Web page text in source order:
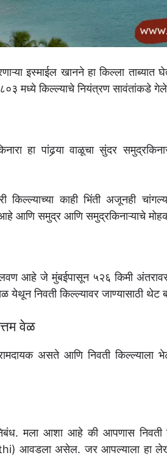
इस्माईल खानने हा किल्ला ताब्यात
मध्ये किल्ल्याचे नियंत्रण सावंतांकडे
हा पांढर्‍या वाळूचा सुंदर
काही भिंती अजूनही
आणि समुद्र आणि समुद्रकिनाऱ्याचे
आहे जे मुंबईपासून ५२६ किमी
निवती किल्ल्यावर जाण्यासाठी
वेळ
असते आणि निवती किल्ल्याला भेट
निबंध. मला आशा आहे की आपणास निवती
आवडला असेल. जर आपल्याला हा